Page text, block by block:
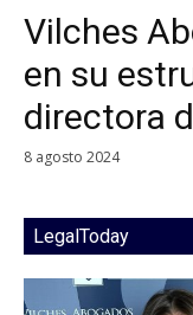
Vilches
en su
directora
8 agosto 2024
LegalToday